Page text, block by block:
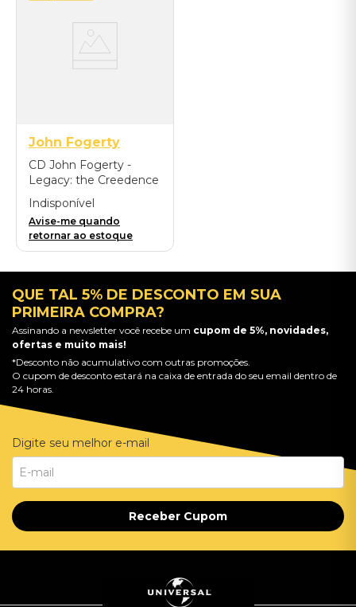
John Fogerty
CD John Fogerty -
Legacy: the Creedence
Clearwater Revival
years - Importado
Indisponível
Avise-me quando
retornar ao estoque
QUE TAL 5% DE DESCONTO EM SUA
PRIMEIRA COMPRA?
Assinando a newsletter você recebe um cupom de 5%, novidades,
ofertas e muito mais!
*Desconto não acumulativo com outras promoções.
O cupom de desconto estará na caixa de entrada do seu email dentro de
24 horas.
Digite seu melhor e-mail
Receber Cupom